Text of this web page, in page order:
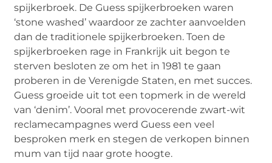
spijkerbroek. De Guess spijkerbroeken waren
‘stone washed’ waardoor ze zachter aanvoelden
dan de traditionele spijkerbroeken. Toen de
spijkerbroeken rage in Frankrijk uit begon te
sterven besloten ze om het in 1981 te gaan
proberen in de Verenigde Staten, en met succes.
Guess groeide uit tot een topmerk in de wereld
van ‘denim’. Vooral met provocerende zwart-wit
reclamecampagnes werd Guess een veel
besproken merk en stegen de verkopen binnen
mum van tijd naar grote hoogte.